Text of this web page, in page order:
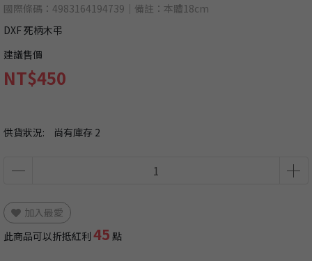
國際條碼：4983164194739｜備註：本體18cm
DXF 死柄木弔
建議售價
NT$450
供貨狀況: 尚有庫存 2
加入最愛
此商品可以折抵紅利 45 點